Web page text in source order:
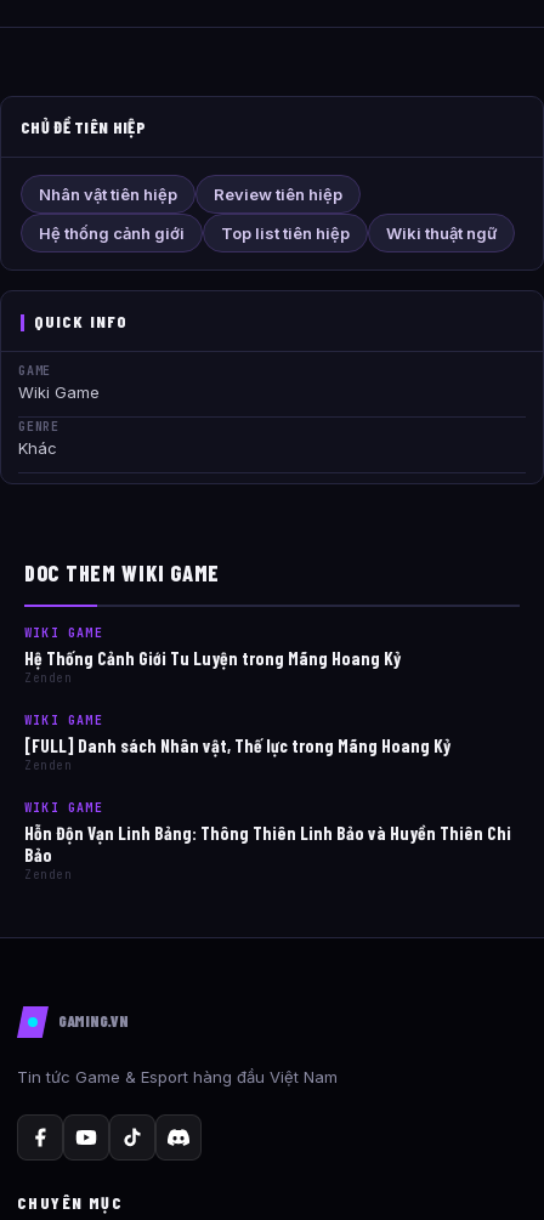
CHỦ ĐỀ TIÊN HIỆP
Nhân vật tiên hiệp
Review tiên hiệp
Hệ thống cảnh giới
Top list tiên hiệp Wiki thuật ngữ
QUICK INFO
GAME
Wiki Game
GENRE
Khác
DOC THEM WIKI GAME
WIKI GAME
Hệ Thống Cảnh Giới Tu Luyện trong Mãng Hoang Kỷ
Zenden
WIKI GAME
[FULL] Danh sách Nhân vật, Thế lực trong Mãng Hoang Kỷ
Zenden
WIKI GAME
Hỗn Độn Vạn Linh Bảng: Thông Thiên Linh Bảo và Huyền Thiên Chi
Bảo
Zenden
GAMING.VN
Tin tức Game & Esport hàng đầu Việt Nam
CHUYÊN MỤC